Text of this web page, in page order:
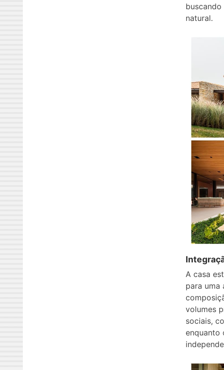
natural.
A casa
para uma
volumes
sociais,
enquanto